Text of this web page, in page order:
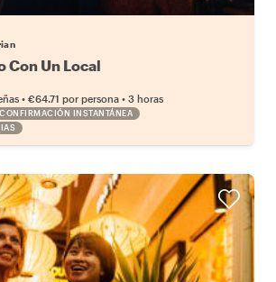
Con Un Local
• €64.71 por persona • 3 horas
CONFIRMACIÓN INSTANTÁNEA